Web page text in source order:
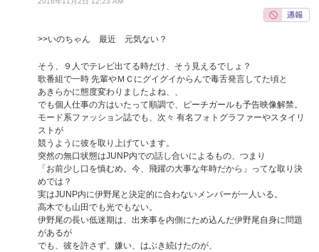
>>いのちゃん 最近 元気ない？
そう、９人でテレビ出てる時だけ、そう見えるでしょ？
歌番組で一時 先輩やＭＣにグイグイからんで毒舌発言してた頃と
あきらかに態度変わりましたよね、、
でも個人仕事の方はいたって順調で、ピーチガールも予告映像解禁。
モード系ファッション誌でも、次々 有名フォトグラファーやスタイリ
ストが
競うように彼を取り上げています。
突然の無口状態はJUNP内での話し合いによるもの、つまり
「お前少し口を慎むめ。今、飛躍の大事な年時だから」ってな取り決
めでは？
実はJUNP内に伊野尾と決定的に合わないメンバーが一人いる。
高木でも山田でも光でもない。
伊野尾の長い低迷期は、出来事を内側にため込んだ伊野尾自身に問題
があるが
でも、彼を許さず、嫌い、はぶき続けたのが、